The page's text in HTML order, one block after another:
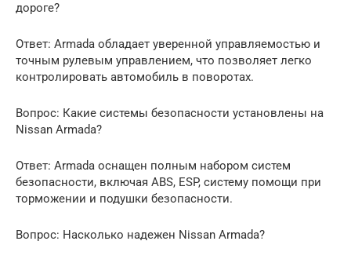
дороге?
Ответ: Armada обладает уверенной управляемостью и
точным рулевым управлением, что позволяет легко
контролировать автомобиль в поворотах.
Вопрос: Какие системы безопасности установлены на
Nissan Armada?
Ответ: Armada оснащен полным набором систем
безопасности, включая ABS, ESP, систему помощи при
торможении и подушки безопасности.
Вопрос: Насколько надежен Nissan Armada?